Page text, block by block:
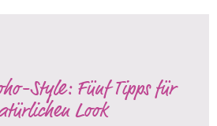
Style: Fünf Tipps für
Look